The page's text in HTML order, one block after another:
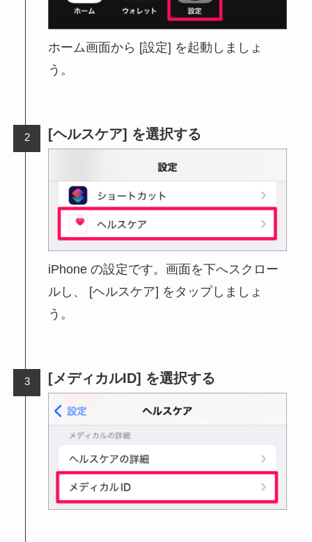
ホーム画面から [設定] を起動しましょ
う。
[ヘルスケア] を選択する
iPhone の設定です。画面を下へスクロー
ルし、 [ヘルスケア] をタップしましょ
う。
[メディカルID] を選択する